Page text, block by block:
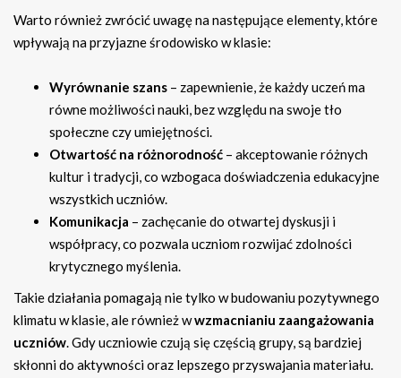
Warto również zwrócić uwagę na następujące elementy, które
wpływają na przyjazne środowisko w klasie:
Wyrównanie szans – zapewnienie, że każdy uczeń ma
równe możliwości nauki, bez względu na swoje tło
społeczne czy umiejętności.
Otwartość na różnorodność – akceptowanie różnych
kultur i tradycji, co wzbogaca doświadczenia edukacyjne
wszystkich uczniów.
Komunikacja – zachęcanie do otwartej dyskusji i
współpracy, co pozwala uczniom rozwijać zdolności
krytycznego myślenia.
Takie działania pomagają nie tylko w budowaniu pozytywnego
klimatu w klasie, ale również wwzmacnianiu zaangażowania
uczniów. Gdy uczniowie czują się częścią grupy, są bardziej
skłonni do aktywności oraz lepszego przyswajania materiału.